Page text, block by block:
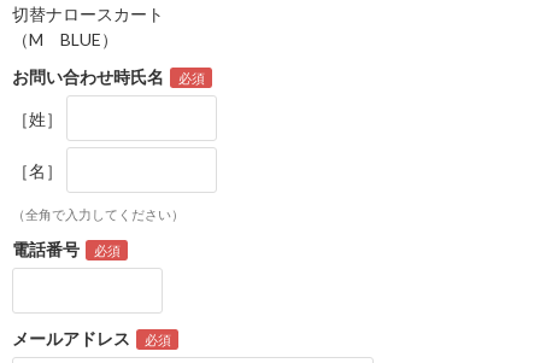
切替ナロースカート
（M BLUE）
お問い合わせ時氏名
［姓］
［名］
（全角で入力してください）
電話番号
メールアドレス